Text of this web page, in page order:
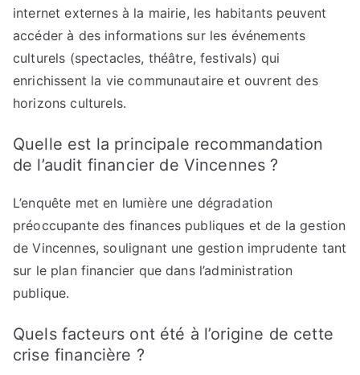
internet externes à la mairie, les habitants peuvent
accéder à des informations sur les événements
culturels (spectacles, théâtre, festivals) qui
enrichissent la vie communautaire et ouvrent des
horizons culturels.
Quelle est la principale recommandation
de l’audit financier de Vincennes ?
L’enquête met en lumière une dégradation
préoccupante des finances publiques et de la gestion
de Vincennes, soulignant une gestion imprudente tant
sur le plan financier que dans l’administration
publique.
Quels facteurs ont été à l’origine de cette
crise financière ?